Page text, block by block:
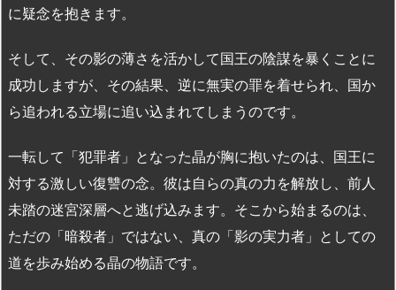
に疑念を抱きます。
そして、その影の薄さを活かして国王の陰謀を暴くことに
成功しますが、その結果、逆に無実の罪を着せられ、国か
ら追われる立場に追い込まれてしまうのです。
一転して「犯罪者」となった晶が胸に抱いたのは、国王に
対する激しい復讐の念。彼は自らの真の力を解放し、前人
未踏の迷宮深層へと逃げ込みます。そこから始まるのは、
ただの「暗殺者」ではない、真の「影の実力者」としての
道を歩み始める晶の物語です。